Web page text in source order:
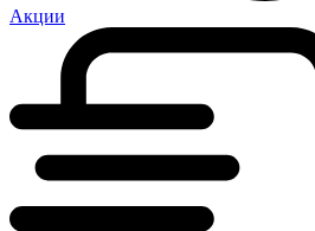
Акции